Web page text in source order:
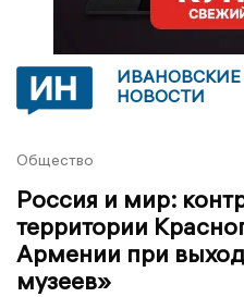
ИВАНОВСКИЕ
НОВОСТИ
Общество
Россия и мир:
территории
Армении при
музеев»